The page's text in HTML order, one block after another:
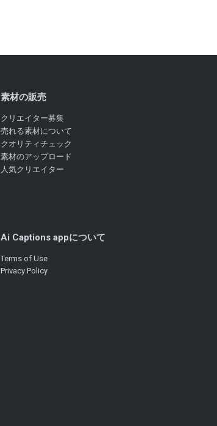
素材の販売
クリエイター募集
売れる素材について
クオリティチェック
素材のアップロード
人気クリエイター
Ai Captions appについて
Terms of Use
Privacy Policy